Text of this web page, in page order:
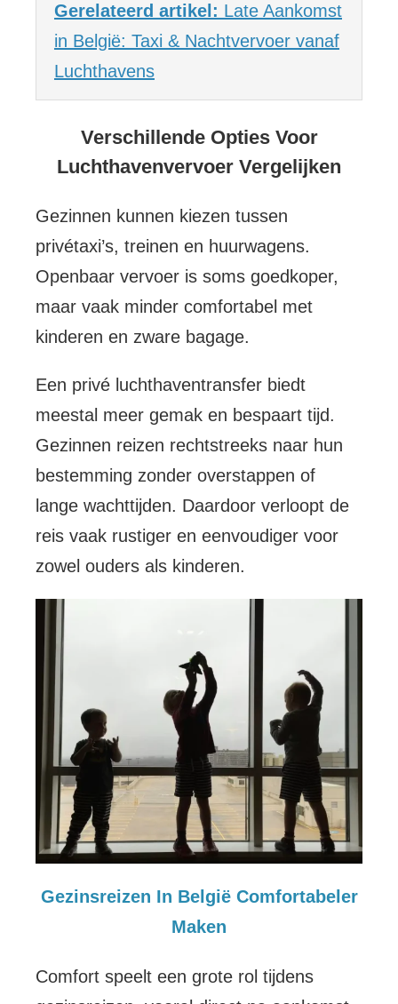
Gerelateerd artikel: Late Aankomst
in België: Taxi & Nachtvervoer vanaf
Luchthavens
Verschillende Opties Voor
Luchthavenvervoer Vergelijken
Gezinnen kunnen kiezen tussen
privétaxi’s, treinen en huurwagens.
Openbaar vervoer is soms goedkoper,
maar vaak minder comfortabel met
kinderen en zware bagage.
Een privé luchthaventransfer biedt
meestal meer gemak en bespaart tijd.
Gezinnen reizen rechtstreeks naar hun
bestemming zonder overstappen of
lange wachttijden. Daardoor verloopt de
reis vaak rustiger en eenvoudiger voor
zowel ouders als kinderen.
Gezinsreizen In België Comfortabeler
Maken
Comfort speelt een grote rol tijdens